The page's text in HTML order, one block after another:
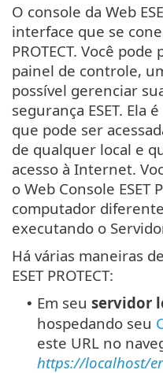
O console da Web
interface que se
PROTECT. Você
painel de controle,
possível gerenciar
segurança ESET. Ela
que pode ser
de qualquer local e
acesso à Internet.
o Web Console ESET
computador
executando o Servidor
Há várias maneiras
ESET PROTECT:
• Em seu servidor
hospedando seu
este URL no
https://localhost/